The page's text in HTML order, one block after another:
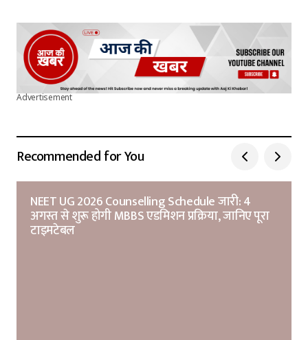
Advertisement
Recommended for You
NEET UG 2026 Counselling Schedule जारी: 4
अगस्त से शुरू होगी MBBS एडमिशन प्रक्रिया, जानिए पूरा
टाइमटेबल